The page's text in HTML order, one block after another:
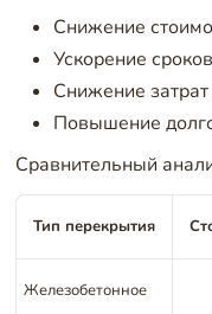
Снижение
Ускорение
Снижение
Повышение
Сравнительный
Тип перекрытия
Железобетонное